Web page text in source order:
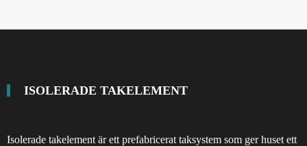
ISOLERADE TAKELEMENT
Isolerade takelement är ett prefabricerat taksystem som ger huset ett